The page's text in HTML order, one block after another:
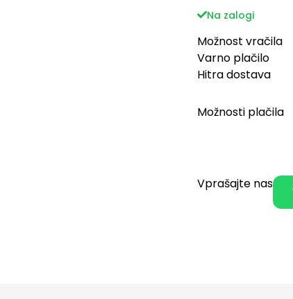
Na zalogi
Možnost vračila
Varno plačilo
Hitra dostava
Možnosti plačila
Vprašajte nas